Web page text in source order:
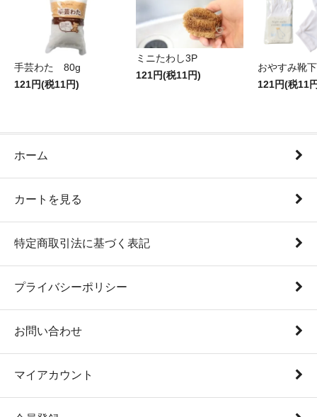
手芸わた 80g
121円(税11円)
ミニたわし3P
121円(税11円)
おやすみ靴下
121円(税11
ホーム
カートを見る
特定商取引法に基づく表記
プライバシーポリシー
お問い合わせ
マイアカウント